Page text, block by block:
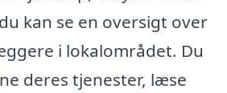
kan se en oversigt over
i lokalområdet. Du
deres tjenester, læse